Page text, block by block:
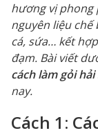
hương vị phong
nguyên liệu
cá, sứa… kết
đạm. Bài viết
cách làm gỏi hải
nay.
Cách 1: